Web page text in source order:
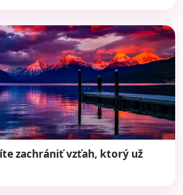
zachrániť vzťah, ktorý už